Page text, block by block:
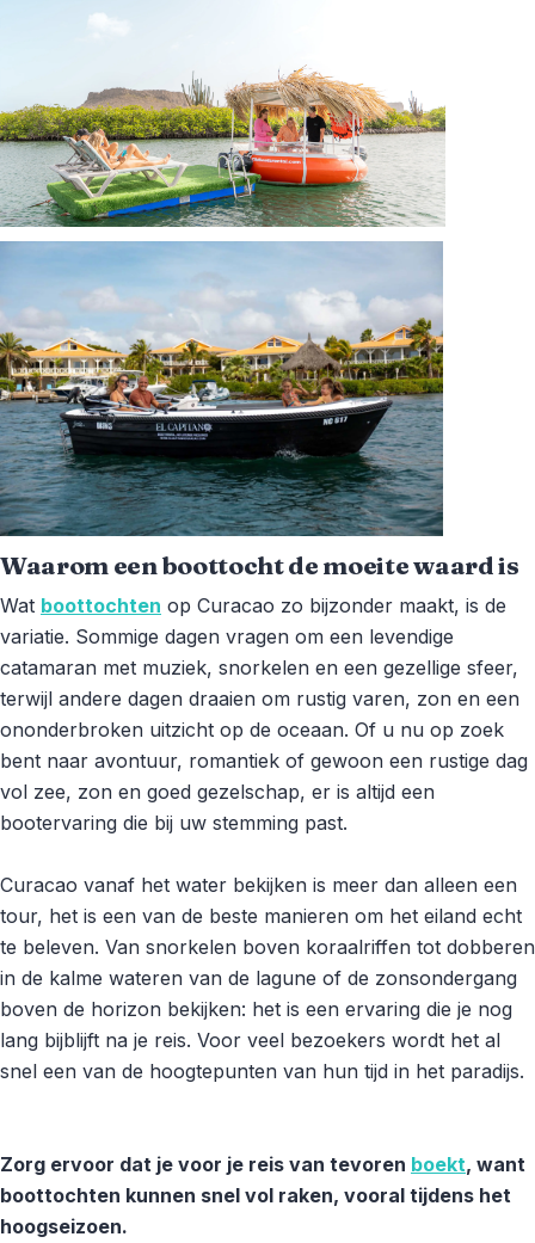
Waarom een boottocht de moeite waard is
Wat boottochten op Curacao zo bijzonder maakt, is de
variatie. Sommige dagen vragen om een levendige
catamaran met muziek, snorkelen en een gezellige sfeer,
terwijl andere dagen draaien om rustig varen, zon en een
ononderbroken uitzicht op de oceaan. Of u nu op zoek
bent naar avontuur, romantiek of gewoon een rustige dag
vol zee, zon en goed gezelschap, er is altijd een
bootervaring die bij uw stemming past.
Curacao vanaf het water bekijken is meer dan alleen een
tour, het is een van de beste manieren om het eiland echt
te beleven. Van snorkelen boven koraalriffen tot dobberen
in de kalme wateren van de lagune of de zonsondergang
boven de horizon bekijken: het is een ervaring die je nog
lang bijblijft na je reis. Voor veel bezoekers wordt het al
snel een van de hoogtepunten van hun tijd in het paradijs.
Zorg ervoor dat je voor je reis van tevoren boekt, want
boottochten kunnen snel vol raken, vooral tijdens het
hoogseizoen.